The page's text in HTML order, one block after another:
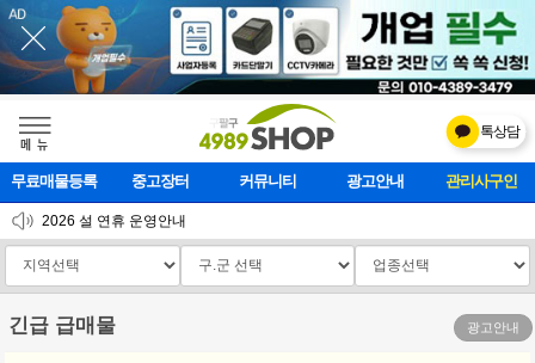
메    뉴
톡상담
무료매물등록 중고장터 커뮤니티 광고안내 마사지클럽
2026 설 연휴 운영안내
[업데이트]모바일 하단 고정메뉴 추가
[업데이트] 개선사항 안내
긴급 급매물 광고안내